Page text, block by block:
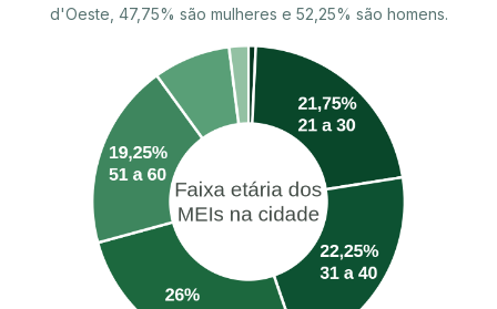
d'Oeste, 47,75% são mulheres e 52,25% são homens.